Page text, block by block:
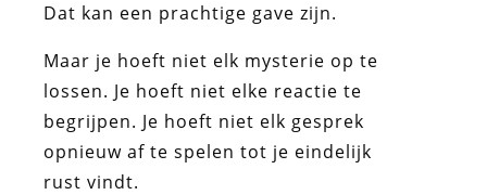
Dat kan een prachtige gave zijn.
Maar je hoeft niet elk mysterie op te
lossen. Je hoeft niet elke reactie te
begrijpen. Je hoeft niet elk gesprek
opnieuw af te spelen tot je eindelijk
rust vindt.